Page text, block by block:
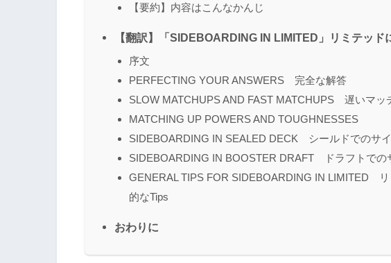
【要約】内容はこんなかんじ
【翻訳】「SIDEBOARDING IN LIMITED」リミテッ
序文
PERFECTING YOUR ANSWERS 完全な解答
SLOW MATCHUPS AND FAST MATCHUPS 遅いマッ
MATCHING UP POWERS AND TOUGHNESSES
SIDEBOARDING IN SEALED DECK シールドでのサ
SIDEBOARDING IN BOOSTER DRAFT ドラフトでの
GENERAL TIPS FOR SIDEBOARDING IN LIMITED
的なTips
おわりに